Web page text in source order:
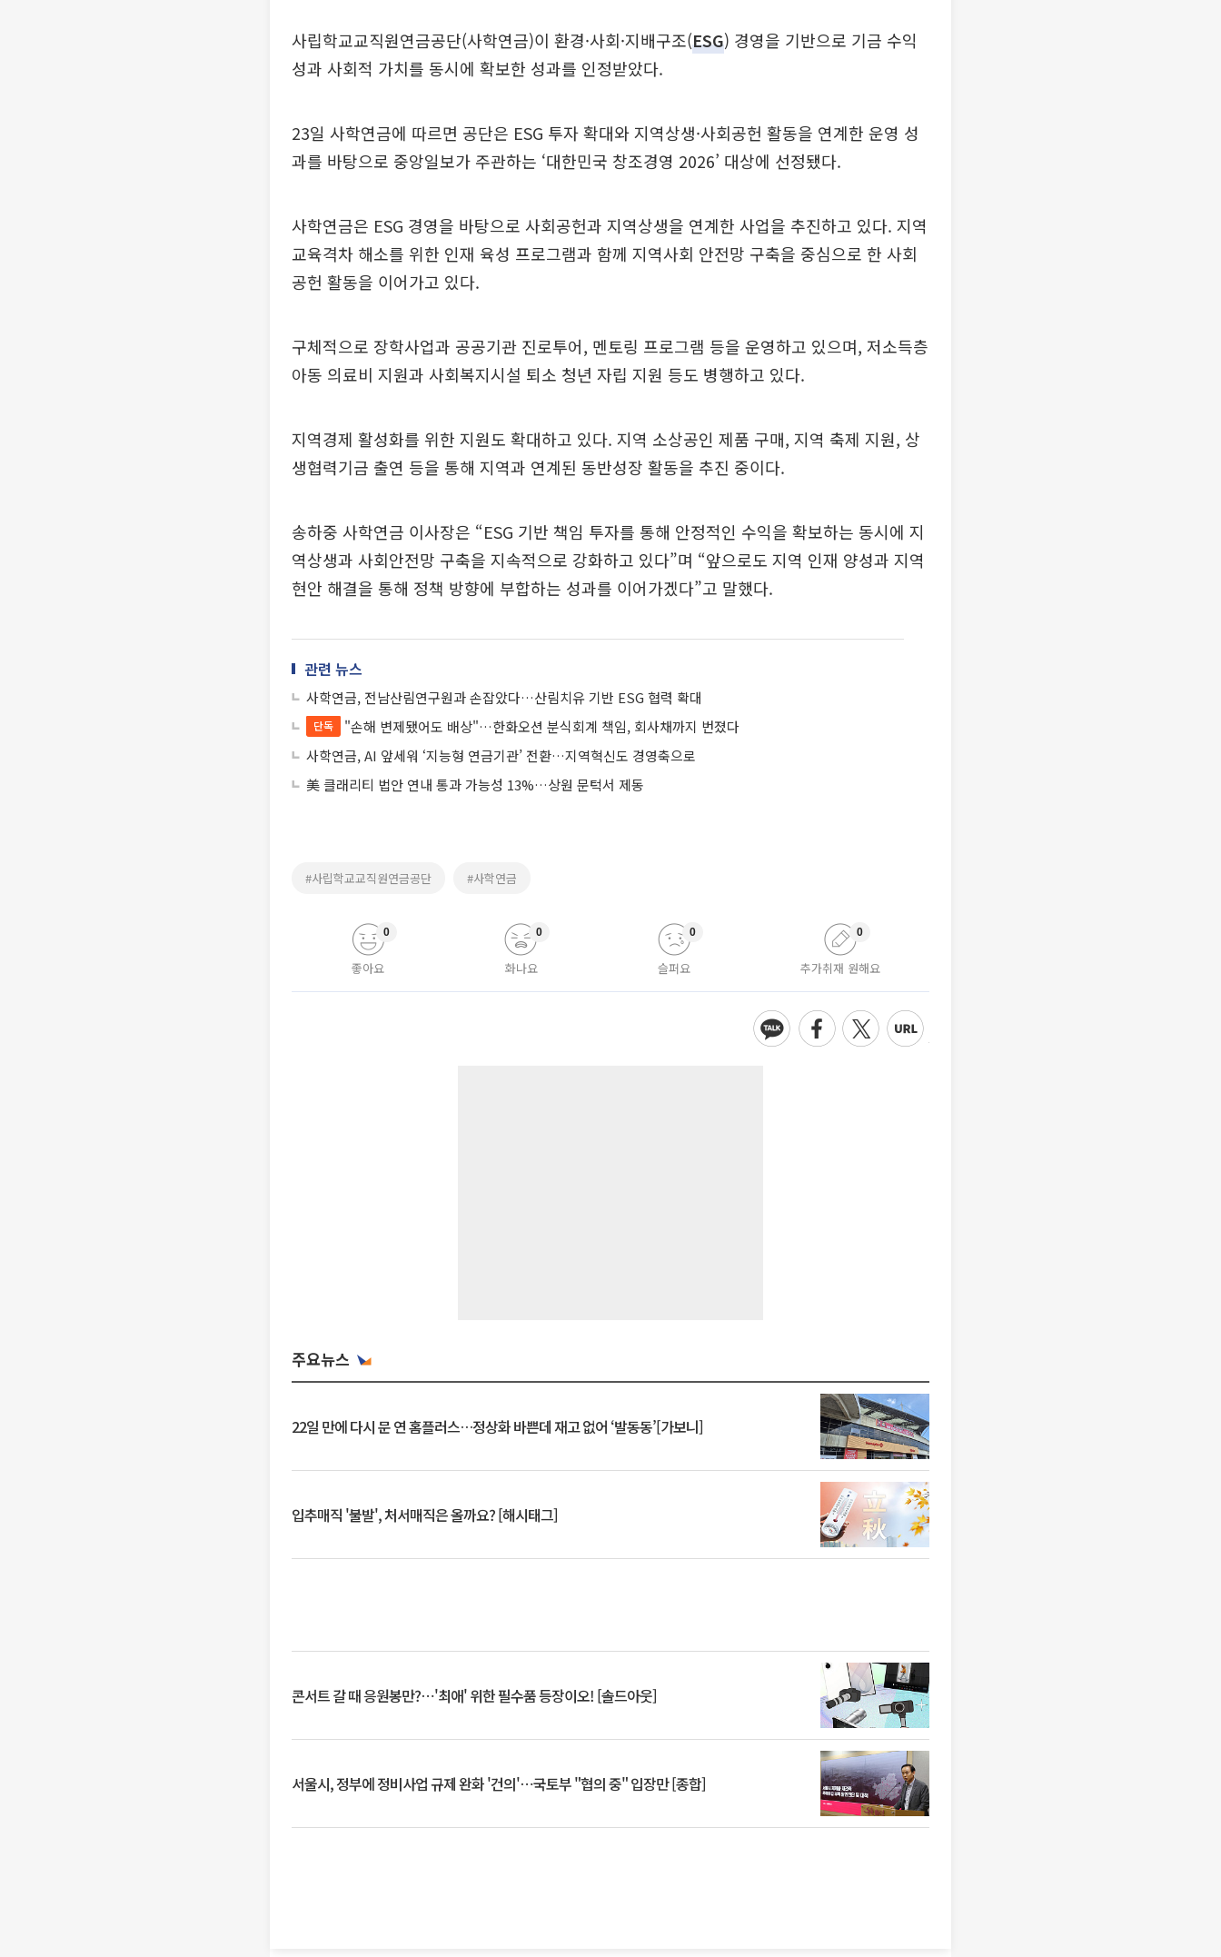
사립학교교직원연금공단(사학연금)이 환경·사회·지배구조(ESG) 경영을 기반으로 기금 수익
성과 사회적 가치를 동시에 확보한 성과를 인정받았다.
23일 사학연금에 따르면 공단은 ESG 투자 확대와 지역상생·사회공헌 활동을 연계한 운영 성
과를 바탕으로 중앙일보가 주관하는 ‘대한민국 창조경영 2026’ 대상에 선정됐다.
사학연금은 ESG 경영을 바탕으로 사회공헌과 지역상생을 연계한 사업을 추진하고 있다. 지역
교육격차 해소를 위한 인재 육성 프로그램과 함께 지역사회 안전망 구축을 중심으로 한 사회
공헌 활동을 이어가고 있다.
구체적으로 장학사업과 공공기관 진로투어, 멘토링 프로그램 등을 운영하고 있으며, 저소득층
아동 의료비 지원과 사회복지시설 퇴소 청년 자립 지원 등도 병행하고 있다.
지역경제 활성화를 위한 지원도 확대하고 있다. 지역 소상공인 제품 구매, 지역 축제 지원, 상
생협력기금 출연 등을 통해 지역과 연계된 동반성장 활동을 추진 중이다.
송하중 사학연금 이사장은 “ESG 기반 책임 투자를 통해 안정적인 수익을 확보하는 동시에 지
역상생과 사회안전망 구축을 지속적으로 강화하고 있다”며 “앞으로도 지역 인재 양성과 지역
현안 해결을 통해 정책 방향에 부합하는 성과를 이어가겠다”고 말했다.
관련 뉴스
사학연금, 전남산림연구원과 손잡았다…산림치유 기반 ESG 협력 확대
단독
"손해 변제됐어도 배상"…한화오션 분식회계 책임, 회사채까지 번졌다
사학연금, AI 앞세워 ‘지능형 연금기관’ 전환…지역혁신도 경영축으로
美 클래리티 법안 연내 통과 가능성 13%…상원 문턱서 제동
#사립학교교직원연금공단 #사학연금
좋아요
0
화나요
0
슬퍼요
0
추가취재 원해요
0
주요뉴스
22일 만에 다시 문 연 홈플러스…정상화 바쁜데 재고 없어 ‘발동동’[가보니]
입추매직 '불발', 처서매직은 올까요? [해시태그]
콘서트 갈 때 응원봉만?⋯'최애' 위한 필수품 등장이오! [솔드아웃]
서울시, 정부에 정비사업 규제 완화 '건의'⋯국토부 "협의 중" 입장만 [종합]